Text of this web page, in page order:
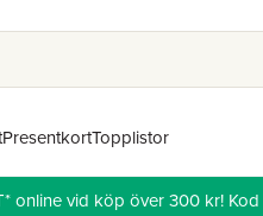
PresentkortTopplistor
online vid köp över 300 kr! Kod